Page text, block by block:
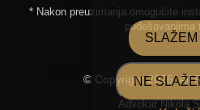
* Nakon preuzimanja omogućite
podešavanjima
© Copyright2026.All
Advokat Nikola
SLAŽEM
NE